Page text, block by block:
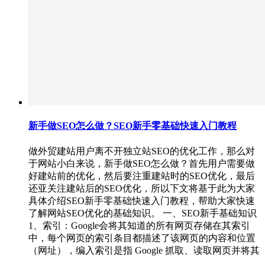
新手做SEO怎么做？SEO新手零基础快速入门教程
做外贸建站用户离不开独立站SEO的优化工作，那么对
于网站小白来说，新手做SEO怎么做？首先用户需要做
好建站前的优化，然后要注重建站时的SEO优化，最后
还亚关注建站后的SEO优化，所以下文将基于此为大家
具体介绍SEO新手零基础快速入门教程，帮助大家快速
了解网站SEO优化的基础知识。 一、SEO新手基础知识
1、索引：Google会将其知道的所有网页存储在其索引
中，每个网页的索引条目都描述了该网页的内容和位置
（网址），编入索引是指 Google 抓取、读取网页并将其